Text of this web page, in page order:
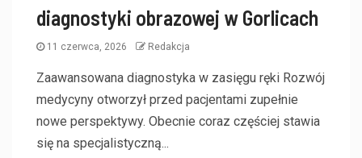
diagnostyki obrazowej w Gorlicach
11 czerwca, 2026 Redakcja
Zaawansowana diagnostyka w zasięgu ręki Rozwój
medycyny otworzył przed pacjentami zupełnie
nowe perspektywy. Obecnie coraz częściej stawia
się na specjalistyczną...